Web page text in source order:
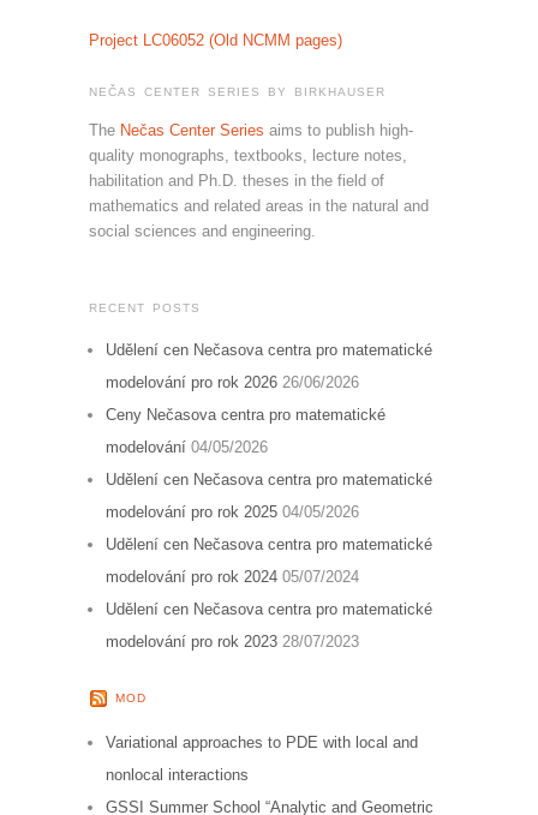
Project LC06052 (Old NCMM pages)
NEČAS CENTER SERIES BY BIRKHAUSER
The Nečas Center Series aims to publish high-
quality monographs, textbooks, lecture notes,
habilitation and Ph.D. theses in the field of
mathematics and related areas in the natural and
social sciences and engineering.
RECENT POSTS
Udělení cen Nečasova centra pro matematické
modelování pro rok 2026 26/06/2026
Ceny Nečasova centra pro matematické
modelování 04/05/2026
Udělení cen Nečasova centra pro matematické
modelování pro rok 2025 04/05/2026
Udělení cen Nečasova centra pro matematické
modelování pro rok 2024 05/07/2024
Udělení cen Nečasova centra pro matematické
modelování pro rok 2023 28/07/2023
MOD
Variational approaches to PDE with local and
nonlocal interactions
GSSI Summer School “Analytic and Geometric